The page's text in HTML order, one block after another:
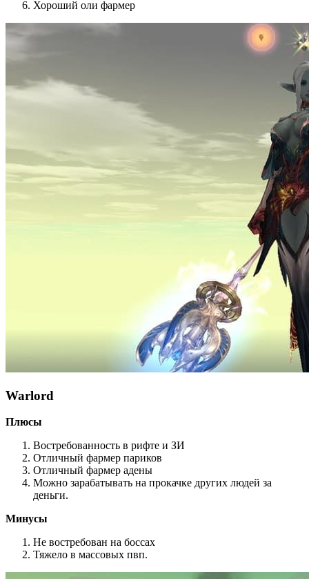
Хороший оли фармер
Warlord
Плюсы
Востребованность в рифте и ЗИ
Отличный фармер париков
Отличный фармер адены
Можно зарабатывать на прокачке других людей за
деньги.
Минусы
Не востребован на боссах
Тяжело в массовых пвп.